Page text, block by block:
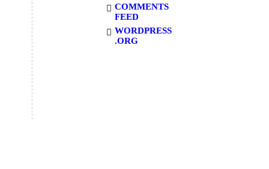
COMMENTS
FEED
WORDPRESS
.ORG